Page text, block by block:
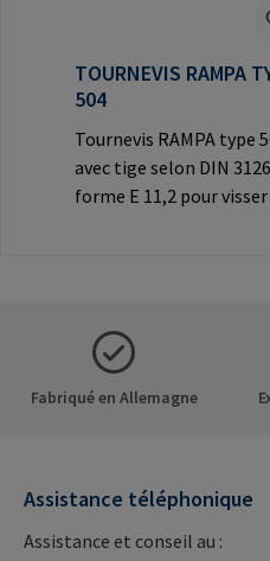
TOURNEVIS RAMPA
504
Tournevis RAMPA type
avec tige selon DIN 3126
forme E 11,2 pour
RAMPA.Informations sur
fabricant: RAMPA GmbH
Co. KG Auf der Heide 8
Fabriqué en Allemagne
Assistance téléphonique
Assistance et conseil au :